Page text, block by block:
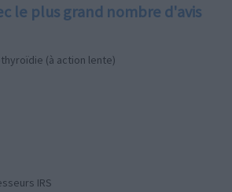
le plus grand nombre d'avis
(à action lente)
IRS